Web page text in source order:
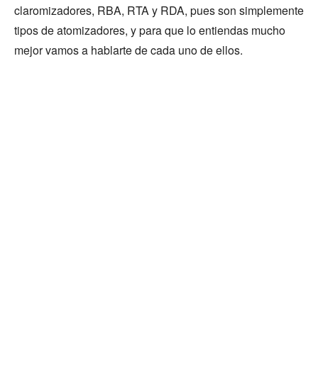
claromizadores, RBA, RTA y RDA, pues son simplemente
tipos de atomizadores, y para que lo entiendas mucho
mejor vamos a hablarte de cada uno de ellos.